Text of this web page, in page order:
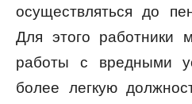
осуществляться до
Для этого работники
работы с вредными
более легкую